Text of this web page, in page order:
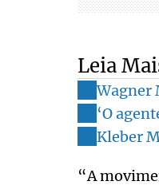
Leia
Wagner
‘O
Kleber
“A